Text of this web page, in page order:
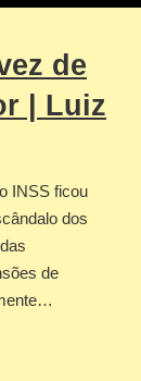
de
| Luiz
INSS ficou
dos
de